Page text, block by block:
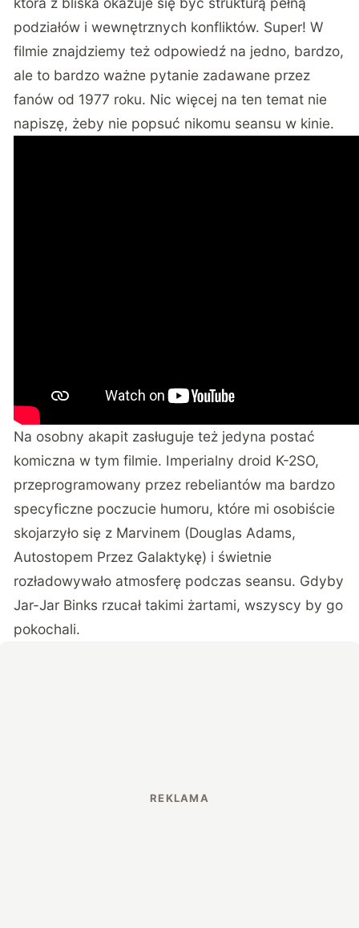
podziałów i wewnętrznych konfliktów. Super! W
filmie znajdziemy też odpowiedź na jedno, bardzo,
ale to bardzo ważne pytanie zadawane przez
fanów od 1977 roku. Nic więcej na ten temat nie
napiszę, żeby nie popsuć nikomu seansu w kinie.
Na osobny akapit zasługuje też jedyna postać
komiczna w tym filmie. Imperialny droid K-2SO,
przeprogramowany przez rebeliantów ma bardzo
specyficzne poczucie humoru, które mi osobiście
skojarzyło się z Marvinem (Douglas Adams,
Autostopem Przez Galaktykę) i świetnie
rozładowywało atmosferę podczas seansu. Gdyby
Jar-Jar Binks rzucał takimi żartami, wszyscy by go
pokochali.